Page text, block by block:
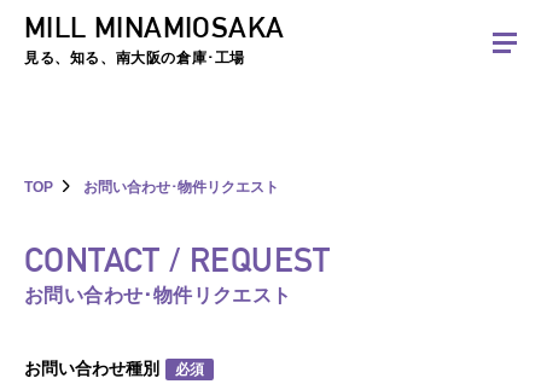
夏季休暇のお知らせ：2026年8月8日(土)～8月16日(日)まで休業とさせていた
MILL MINAMIOSAKA
見る、知る、南大阪の倉庫･工場
TOP お問い合わせ･物件リクエスト
CONTACT / REQUEST
お問い合わせ･物件リクエスト
お問い合わせ種別 必須